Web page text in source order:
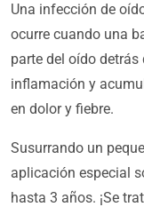
Una infección de
ocurre cuando una
parte del oído
inflamación y
en dolor y fiebre.
Susurrando un
aplicación especial
hasta 3 años. ¡Se